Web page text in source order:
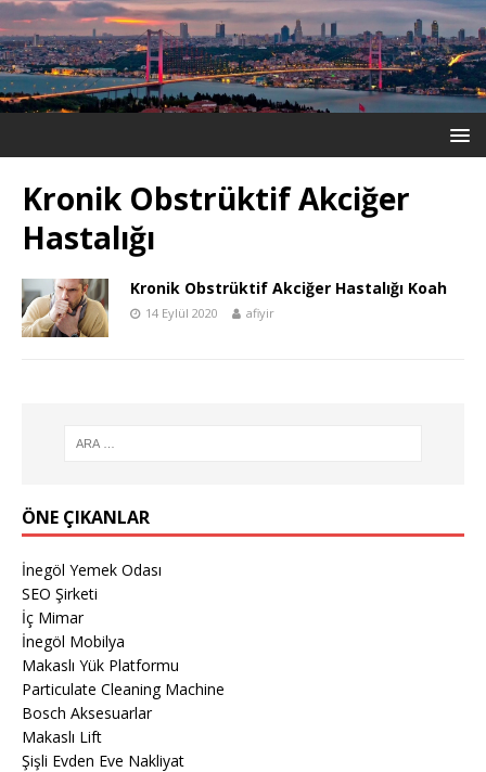
Kronik Obstrüktif Akciğer
Hastalığı
Kronik Obstrüktif Akciğer Hastalığı Koah
14 Eylül 2020 afiyir
ÖNE ÇIKANLAR
İnegöl Yemek Odası
SEO Şirketi
İç Mimar
İnegöl Mobilya
Makaslı Yük Platformu
Particulate Cleaning Machine
Bosch Aksesuarlar
Makaslı Lift
Şişli Evden Eve Nakliyat